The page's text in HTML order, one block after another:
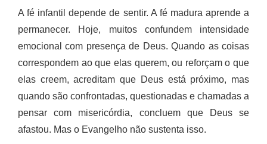
A fé infantil depende de sentir. A fé madura aprende a
permanecer. Hoje, muitos confundem intensidade
emocional com presença de Deus. Quando as coisas
correspondem ao que elas querem, ou reforçam o que
elas creem, acreditam que Deus está próximo, mas
quando são confrontadas, questionadas e chamadas a
pensar com misericórdia, concluem que Deus se
afastou. Mas o Evangelho não sustenta isso.